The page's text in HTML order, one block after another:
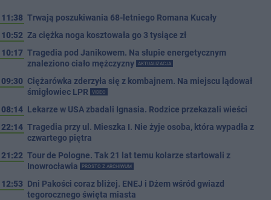
11:38 Trwają poszukiwania 68-letniego Romana Kucały
10:52 Za ciężka noga kosztowała go 3 tysiące zł
10:17 Tragedia pod Janikowem. Na słupie energetycznym
znaleziono ciało mężczyzny
AKTUALIZACJA
09:30 Ciężarówka zderzyła się z kombajnem. Na miejscu lądował
śmigłowiec LPR
VIDEO
08:14 Lekarze w USA zbadali Ignasia. Rodzice przekazali wieści
22:14 Tragedia przy ul. Mieszka I. Nie żyje osoba, która wypadła z
czwartego piętra
21:22 Tour de Pologne. Tak 21 lat temu kolarze startowali z
Inowrocławia
PROSTO Z ARCHIWUM
12:53 Dni Pakości coraz bliżej. ENEJ i Dżem wśród gwiazd
tegorocznego święta miasta